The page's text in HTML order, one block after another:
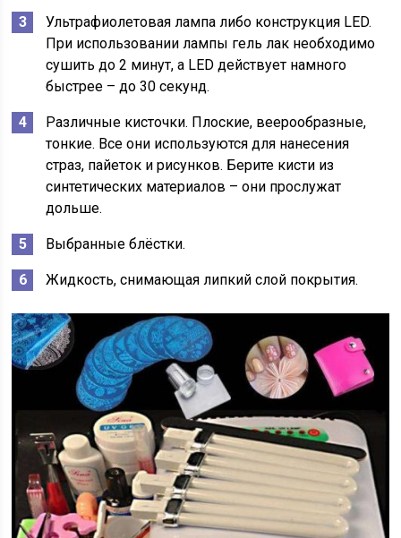
Ультрафиолетовая лампа либо конструкция LED.
При использовании лампы гель лак необходимо
сушить до 2 минут, а LED действует намного
быстрее – до 30 секунд.
Различные кисточки. Плоские, веерообразные,
тонкие. Все они используются для нанесения
страз, пайеток и рисунков. Берите кисти из
синтетических материалов – они прослужат
дольше.
Выбранные блёстки.
Жидкость, снимающая липкий слой покрытия.